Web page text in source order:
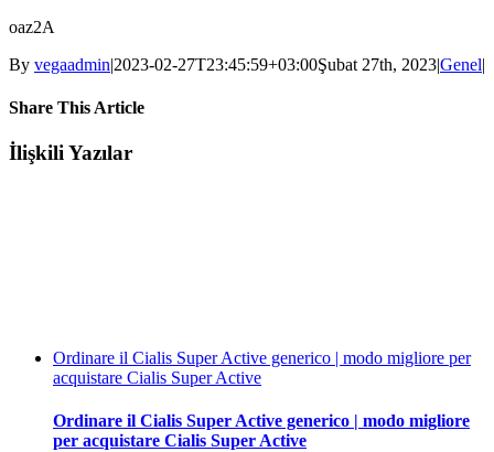
oaz2A
By vegaadmin|2023-02-27T23:45:59+03:00Şubat 27th, 2023|Genel|
Share This Article
Facebook
Twitter
LinkedIn
WhatsApp
Tumblr
Pinterest
E-
posta
İlişkili Yazılar
Ordinare il Cialis Super Active generico | modo migliore per
acquistare Cialis Super Active
Ordinare il Cialis Super Active generico | modo migliore
per acquistare Cialis Super Active